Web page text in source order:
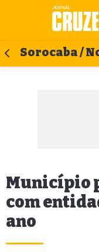
Sorocaba /
Município
com
ano